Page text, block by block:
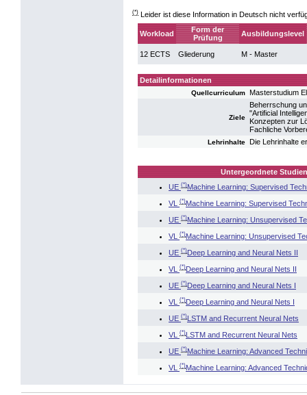
(*) Leider ist diese Information in Deutsch nicht
Workload
Form der
Prüfung
Ausbildungslevel
12 ECTS Gliederung M - Master
Detailinformationen
Quellcurriculum Masterstudium
Ziele
Beherrschung
"Artificial
Konzepten zur
Fachliche
Lehrinhalte Die Lehrinhalte
Untergeordnete
UE (*)Machine Learning: Supervised
VL
(*)Machine Learning: Supervised
UE (*)Machine Learning: Unsupervised
VL
(*)Machine Learning: Unsupervised
UE (*)Deep Learning and Neural Nets II
VL
(*)Deep Learning and Neural Nets II
UE (*)Deep Learning and Neural Nets I
VL
(*)Deep Learning and Neural Nets I
UE (*)LSTM and Recurrent Neural Nets
VL
(*)LSTM and Recurrent Neural Nets
UE (*)Machine Learning: Advanced
VL
(*)Machine Learning: Advanced